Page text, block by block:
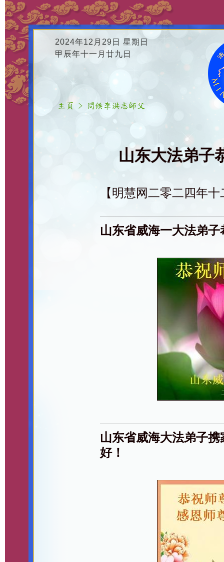
2024年12月29日 星期日
甲辰年十一月廿九日
山东大法弟子
【明慧网二零二四年
山东省威海一大法弟
山东省威海大法弟子
好！